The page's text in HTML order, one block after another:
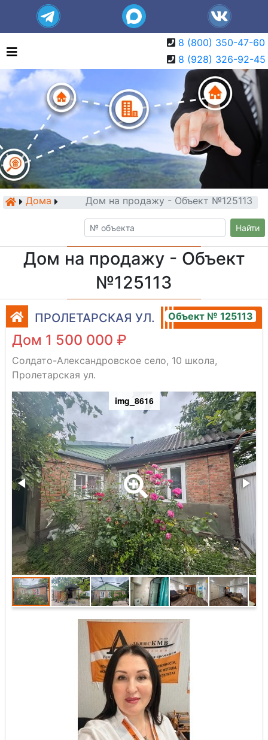
8 (800) 350-47-60
8 (928) 326-92-45
Дома Дом на продажу - Объект №125113
Найти
Дом на продажу - Объект
№125113
ПРОЛЕТАРСКАЯ УЛ. Объект № 125113
Дом 1 500 000 ₽
Солдато-Александровское село, 10 школа,
Пролетарская ул.
img_8616